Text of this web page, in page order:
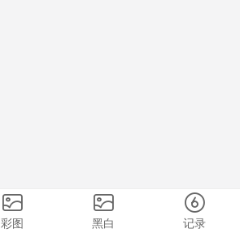
彩图 黑白 记录